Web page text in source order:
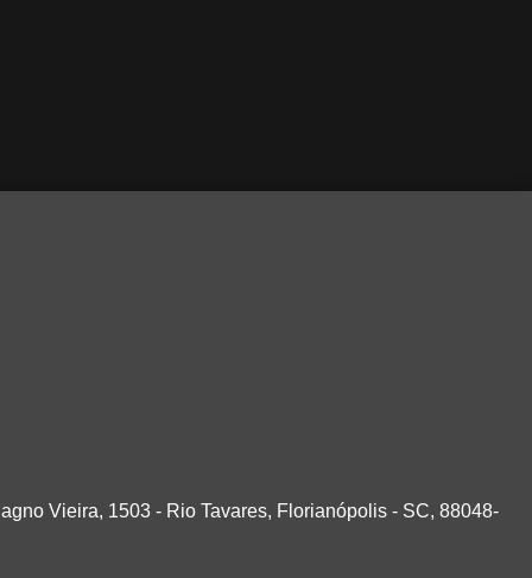
Vieira, 1503 - Rio Tavares, Florianópolis - SC, 88048-